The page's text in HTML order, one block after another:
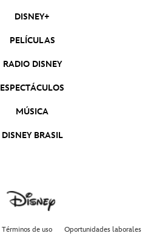
DISNEY+
PELÍCULAS
RADIO DISNEY
ESPECTÁCULOS
MÚSICA
DISNEY BRASIL
Términos de uso Oportunidades laborales